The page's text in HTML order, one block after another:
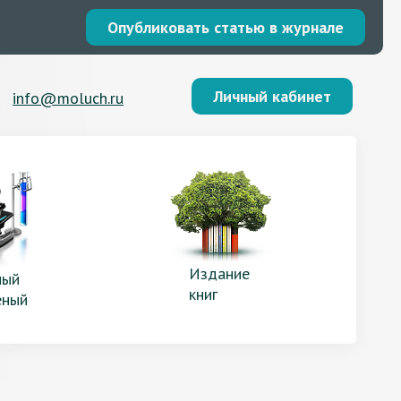
Опубликовать статью в журнале
info@moluch.ru Личный кабинет
Издание
книг